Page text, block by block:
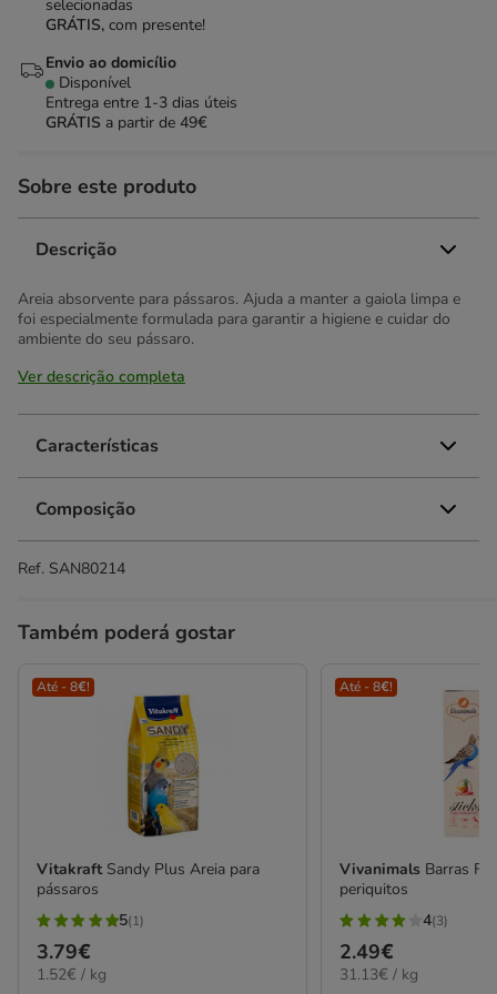
selecionadas
GRÁTIS, com presente!
Envio ao domicílio
Disponível
Entrega entre 1-3 dias úteis
GRÁTIS a partir de 49€
Sobre este produto
Descrição
Areia absorvente para pássaros. Ajuda a manter a gaiola limpa e
foi especialmente formulada para garantir a higiene e cuidar do
ambiente do seu pássaro.
Ver descrição completa
Características
Composição
Ref. SAN80214
Também poderá gostar
Até - 8€!
Vitakraft Sandy Plus Areia para
pássaros
5
estrelas
com
5(1)
Preço
3.79€
3.79€
1.52€
1.52€ / kg
Até - 8€!
Vivanimals Barras
periquitos
4
estrelas
com
4(3)
Preço
2.49€
2.49€
31.13€
31.13€ / kg